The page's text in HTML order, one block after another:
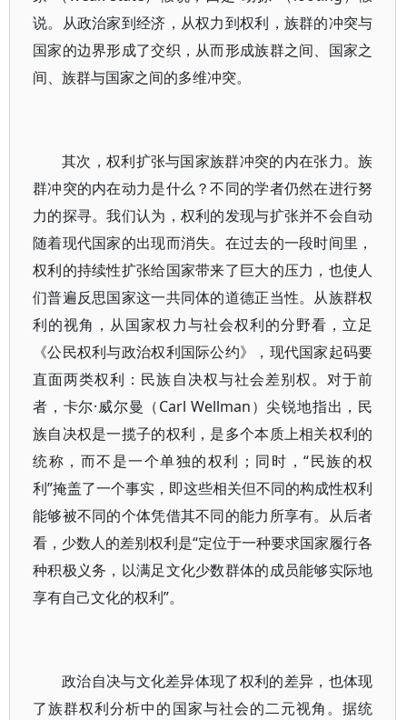
说。从政治家到经济，从权力到权利，族群的冲突与
国家的边界形成了交织，从而形成族群之间、国家之
间、族群与国家之间的多维冲突。
其次，权利扩张与国家族群冲突的内在张力。族
群冲突的内在动力是什么？不同的学者仍然在进行努
力的探寻。我们认为，权利的发现与扩张并不会自动
随着现代国家的出现而消失。在过去的一段时间里，
权利的持续性扩张给国家带来了巨大的压力，也使人
们普遍反思国家这一共同体的道德正当性。从族群权
利的视角，从国家权力与社会权利的分野看，立足
《公民权利与政治权利国际公约》，现代国家起码要
直面两类权利：民族自决权与社会差别权。对于前
者，卡尔·威尔曼（Carl Wellman）尖锐地指出，民
族自决权是一揽子的权利，是多个本质上相关权利的
统称，而不是一个单独的权利；同时，“民族的权
利”掩盖了一个事实，即这些相关但不同的构成性权利
能够被不同的个体凭借其不同的能力所享有。从后者
看，少数人的差别权利是“定位于一种要求国家履行各
种积极义务，以满足文化少数群体的成员能够实际地
享有自己文化的权利”。
政治自决与文化差异体现了权利的差异，也体现
了族群权利分析中的国家与社会的二元视角。据统